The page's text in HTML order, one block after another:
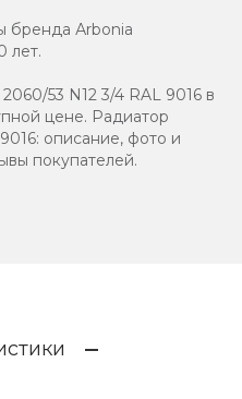
бренда Аrbonia
лет.
53 N12 3/4 RAL 9016 в
цене. Радиатор
описание, фото и
покупателей.